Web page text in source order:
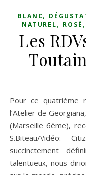
BLANC,
NATUREL, ROSÉ ,
Les
Pour ce quatrième rendez-vous, le 21 février dernier,
l’Atelier de
(Marseille 6ème),
S.Biteau/Vidéo:
succinctement
talentueux, nous